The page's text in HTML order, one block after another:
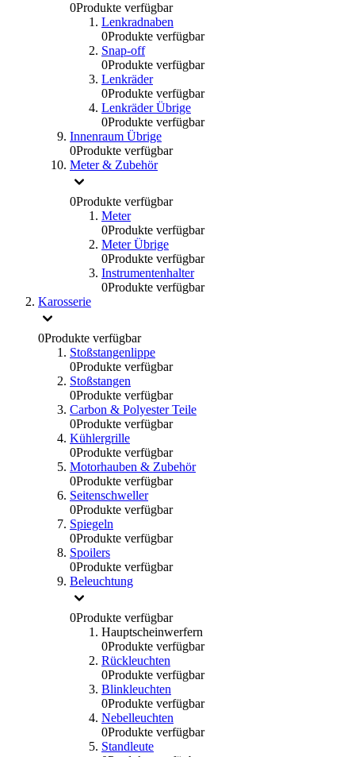
0Produkte verfügbar
Lenkradnaben
0Produkte verfügbar
Snap-off
0Produkte verfügbar
Lenkräder
0Produkte verfügbar
Lenkräder Übrige
0Produkte verfügbar
Innenraum Übrige
0Produkte verfügbar
Meter & Zubehör
0Produkte verfügbar
Meter
0Produkte verfügbar
Meter Übrige
0Produkte verfügbar
Instrumentenhalter
0Produkte verfügbar
Karosserie
0Produkte verfügbar
Stoßstangenlippe
0Produkte verfügbar
Stoßstangen
0Produkte verfügbar
Carbon & Polyester Teile
0Produkte verfügbar
Kühlergrille
0Produkte verfügbar
Motorhauben & Zubehör
0Produkte verfügbar
Seitenschweller
0Produkte verfügbar
Spiegeln
0Produkte verfügbar
Spoilers
0Produkte verfügbar
Beleuchtung
0Produkte verfügbar
Hauptscheinwerfern
0Produkte verfügbar
Rückleuchten
0Produkte verfügbar
Blinkleuchten
0Produkte verfügbar
Nebelleuchten
0Produkte verfügbar
Standleute